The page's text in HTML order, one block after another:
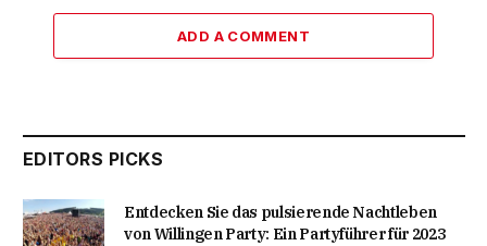
ADD A COMMENT
EDITORS PICKS
Entdecken Sie das pulsierende Nachtleben
von Willingen Party: Ein Partyführer für 2023